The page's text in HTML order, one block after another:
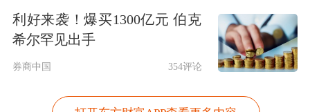
利好来袭！爆买1300亿元 伯克
希尔罕见出手
券商中国 354评论